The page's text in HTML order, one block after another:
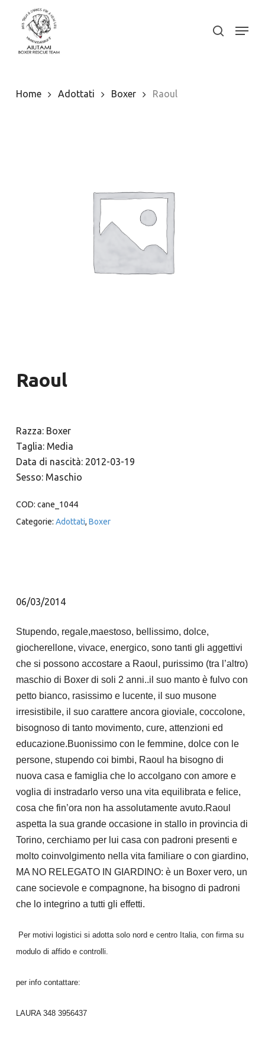
content
search
Menu
Home Adottati Boxer Raoul
Raoul
Razza: Boxer
Taglia: Media
Data di nascità: 2012-03-19
Sesso: Maschio
COD: cane_1044
Categorie: Adottati, Boxer
06/03/2014
Stupendo, regale,maestoso, bellissimo, dolce,
giocherellone, vivace, energico, sono tanti gli aggettivi
che si possono accostare a Raoul, purissimo (tra l’altro)
maschio di Boxer di soli 2 anni..il suo manto è fulvo con
petto bianco, rasissimo e lucente, il suo musone
irresistibile, il suo carattere ancora gioviale, coccolone,
bisognoso di tanto movimento, cure, attenzioni ed
educazione.Buonissimo con le femmine, dolce con le
persone, stupendo coi bimbi, Raoul ha bisogno di
nuova casa e famiglia che lo accolgano con amore e
voglia di instradarlo verso una vita equilibrata e felice,
cosa che fin’ora non ha assolutamente avuto.Raoul
aspetta la sua grande occasione in stallo in provincia di
Torino, cerchiamo per lui casa con padroni presenti e
molto coinvolgimento nella vita familiare o con giardino,
MA NO RELEGATO IN GIARDINO: è un Boxer vero, un
cane socievole e compagnone, ha bisogno di padroni
che lo integrino a tutti gli effetti.
Per motivi logistici si adotta solo nord e centro Italia, con firma su
modulo di affido e controlli.
per info contattare:
LAURA 348 3956437
Close